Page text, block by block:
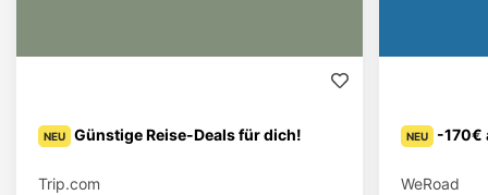
NEU Günstige Reise-Deals für dich!
Trip.com
NEU -170€
WeRoad